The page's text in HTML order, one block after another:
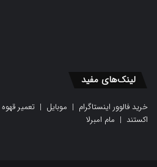
لینک‌های مفید
خرید فالوور اینستاگرام | موبایل | تعمیر
اکستند | مام امبرلا